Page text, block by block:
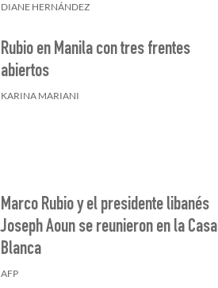
DIANE HERNÁNDEZ
Rubio en Manila con tres frentes
abiertos
KARINA MARIANI
Marco Rubio y el presidente libanés
Joseph Aoun se reunieron en la Casa
Blanca
AFP